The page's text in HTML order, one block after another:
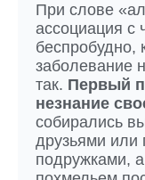
При слове
ассоциация с
заболевание
так. Первый
незнание
собирались
друзьями или
подружками,